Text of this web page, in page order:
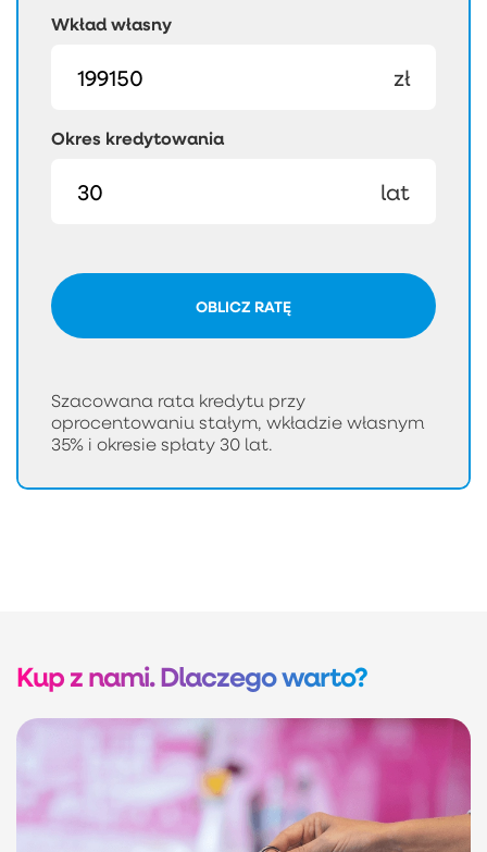
Wkład własny
zł
Okres kredytowania
lat
OBLICZ RATĘ
Szacowana rata kredytu przy
oprocentowaniu stałym, wkładzie własnym
35% i okresie spłaty 30 lat.
Kup z nami. Dlaczego warto?